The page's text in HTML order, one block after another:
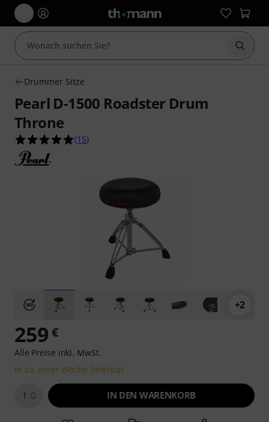
Suche
Drummer Sitze
Pearl D-1500 Roadster Drum
Throne
5.0 von 5 Sternen aus 15 Kundenbewertungen
(15)
+2
259 €
Alle Preise inkl. MwSt.
In ca. einer Woche lieferbar
1 IN DEN WARENKORB